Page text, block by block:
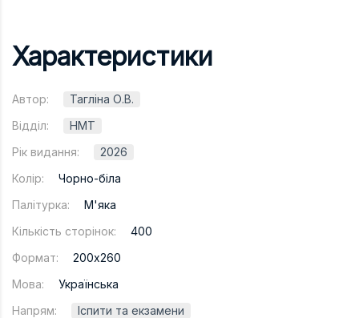
Характеристики
Автор:
Тагліна О.В.
Відділ:
НМТ
Рік видання:
2026
Колір:
Чорно-біла
Палітурка:
М'яка
Кількість сторінок:
400
Формат:
200х260
Мова:
Українська
Напрям:
Іспити та екзамени